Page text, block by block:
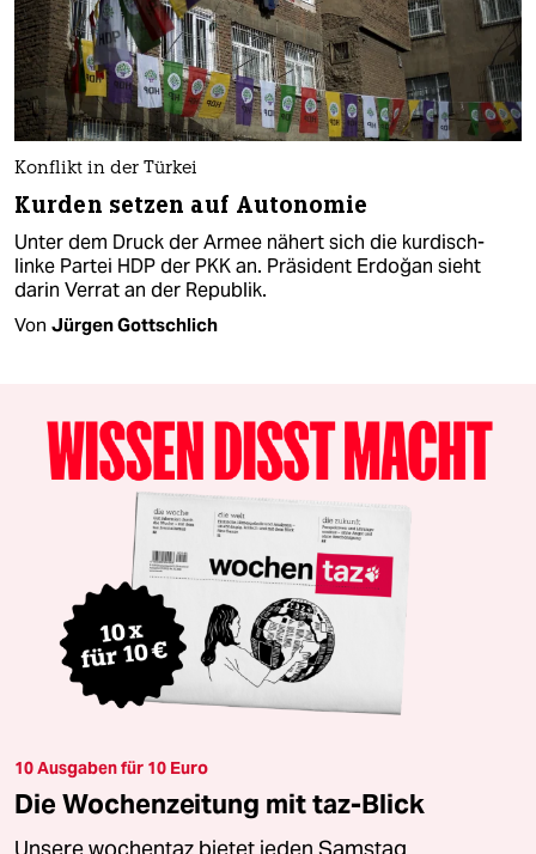
Konflikt in der Türkei
Kurden setzen auf Autonomie
Unter dem Druck der Armee nähert sich die kurdisch-
linke Partei HDP der PKK an. Präsident Erdoğan sieht
darin Verrat an der Republik.
Von Jürgen Gottschlich
10 Ausgaben für 10 Euro
Die Wochenzeitung mit taz-Blick